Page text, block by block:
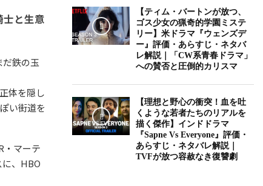
士と生意
だ鉄の玉
体を隠し
い街道を
・マーテ
、HBO
【ティム・バートンが放つ、
ゴス少女の猟奇的学園ミステ
リー】米ドラマ『ウェンズデ
ー』評価・あらすじ・ネタバ
レ解説｜「CW系青春ドラマ」
への賛否と圧倒的カリスマ
【理想と野心の衝突！血を吐
くような若者たちのリアルを
描く傑作】インドドラマ
『Sapne Vs Everyone』評価・
あらすじ・ネタバレ解説｜
TVFが放つ容赦なき復讐劇